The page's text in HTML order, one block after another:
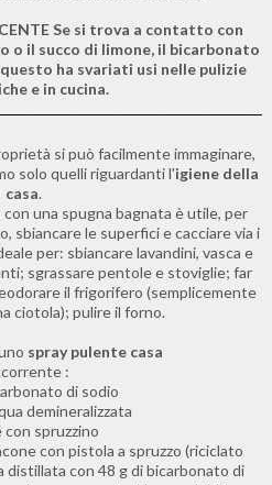
Se si trova a contatto con
o il succo di limone, il bicarbonato
ha svariati usi nelle pulizie
e in cucina.
si può facilmente immaginare,
solo quelli riguardanti l'igiene della
casa.
con una spugna bagnata è utile, per
sbiancare le superfici e cacciare via i
per: sbiancare lavandini, vasca e
sgrassare pentole e stoviglie; far
il frigorifero (semplicemente
ciotola); pulire il forno.
spray pulente casa
:
di sodio
demineralizzata
con spruzzino
con pistola a spruzzo (riciclato
distillata con 48 g di bicarbonato di